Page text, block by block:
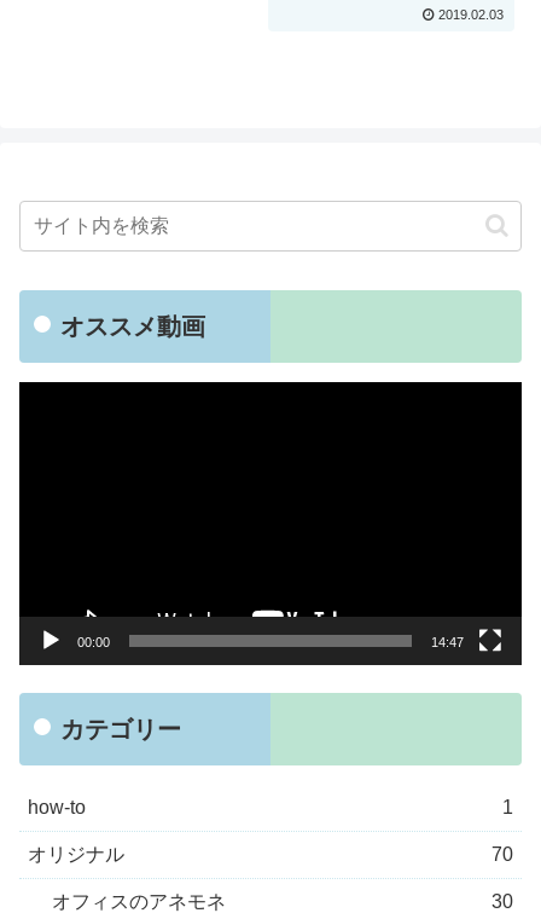
2019.02.03
オススメ動画
00:00 14:47
カテゴリー
how-to 1
オリジナル 70
オフィスのアネモネ 30